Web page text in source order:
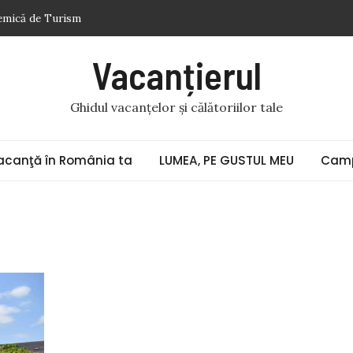
de Turism
auto
(9) „Doi gladiatori de același metal bat ceasurile cu
Vacanțierul
Ghidul vacanțelor și călătoriilor tale
în România ta LUMEA, PE GUSTUL MEU